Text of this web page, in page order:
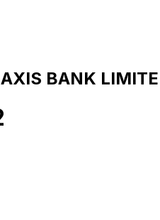
BANK